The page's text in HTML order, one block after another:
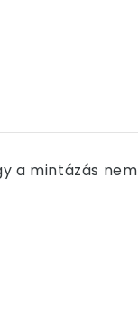
a mintázás nem